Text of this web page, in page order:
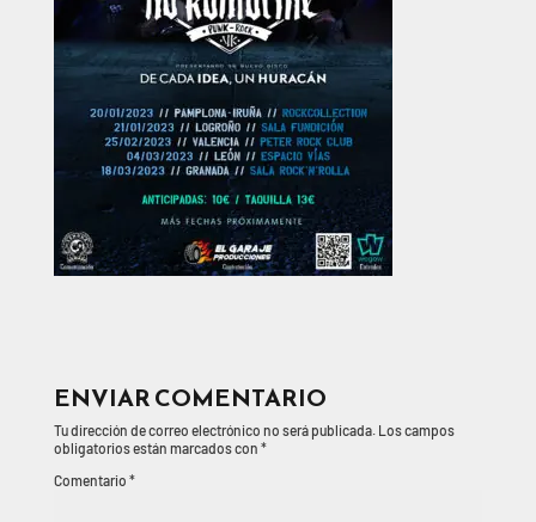
ENVIAR COMENTARIO
Tu dirección de correo electrónico no será publicada. Los campos
obligatorios están marcados con *
Comentario *